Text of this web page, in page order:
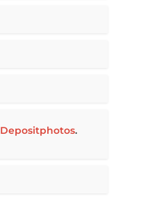
Depositphotos.